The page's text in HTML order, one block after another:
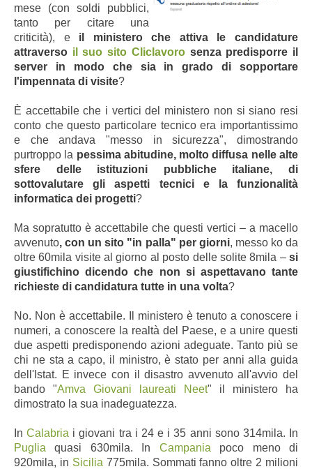
mese (con soldi pubblici,
tanto per citare una
criticità), eil ministero che attiva le candidature
attraverso il suo sito Cliclavorosenza predisporre il
server in modo che sia in grado di sopportare
l'impennata di visite?
È accettabile che i vertici del ministero non si siano resi
conto che questo particolare tecnico era importantissimo
e che andava "messo in sicurezza", dimostrando
purtroppo la pessima abitudine, molto diffusa nelle alte
sfere delle istituzioni pubbliche italiane, di
sottovalutare gli aspetti tecnici e la funzionalità
informatica dei progetti?
Ma sopratutto è accettabile che questi vertici – a macello
avvenuto, con un sito "in palla" per giorni, messo ko da
oltre 60mila visite al giorno al posto delle solite 8mila – si
giustifichino dicendo che non si aspettavano tante
richieste di candidatura tutte in una volta?
No. Non è accettabile. Il ministero è tenuto a conoscere i
numeri, a conoscere la realtà del Paese, e a unire questi
due aspetti predisponendo azioni adeguate. Tanto più se
chi ne sta a capo, il ministro, è stato per anni alla guida
dell'Istat. E invece con il disastro avvenuto all'avvio del
bando "Amva Giovani laureati Neet" il ministero ha
dimostrato la sua inadeguatezza.
InCalabria i giovani tra i 24 e i 35 anni sono 314mila. In
Puglia quasi 630mila. In Campania poco meno di
920mila, in Sicilia 775mila. Sommati fanno oltre 2 milioni